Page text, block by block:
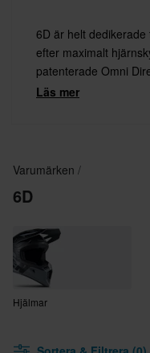
6D är helt
efter maximalt
patenterade Omni
erbjuder ett skydd
Läs mer
Varumärken
6D
Hjälmar